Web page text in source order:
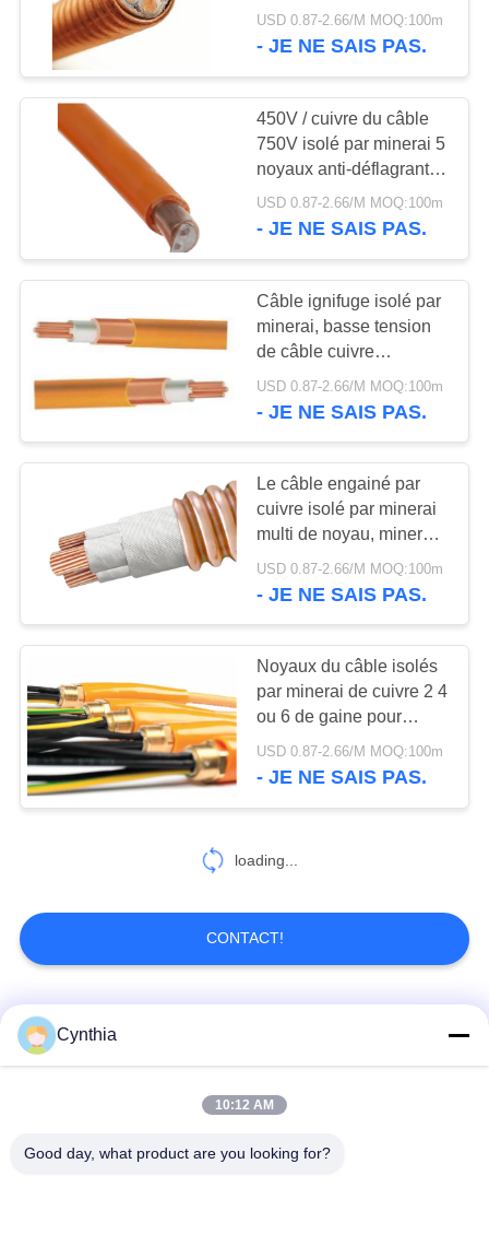
températures flexible de
câble
USD 0.87-2.66/M MOQ:100m
- JE NE SAIS PAS.
450V / cuivre du câble
750V isolé par minerai 5
noyaux anti-déflagrants
pour le mien
USD 0.87-2.66/M MOQ:100m
- JE NE SAIS PAS.
Câble ignifuge isolé par
minerai, basse tension
de câble cuivre
électrique
USD 0.87-2.66/M MOQ:100m
- JE NE SAIS PAS.
Le câble engainé par
cuivre isolé par minerai
multi de noyau, minerai
a isolé le cable
électrique
USD 0.87-2.66/M MOQ:100m
- JE NE SAIS PAS.
Noyaux du câble isolés
par minerai de cuivre 2 4
ou 6 de gaine pour
l'imperméabilisation de
congélation
USD 0.87-2.66/M MOQ:100m
- JE NE SAIS PAS.
loading...
CONTACT!
Catégories populaires
PVC câble isolé
câble à isolation
câble électrique
Cynthia
10:12 AM
Good day, what product are you looking for?